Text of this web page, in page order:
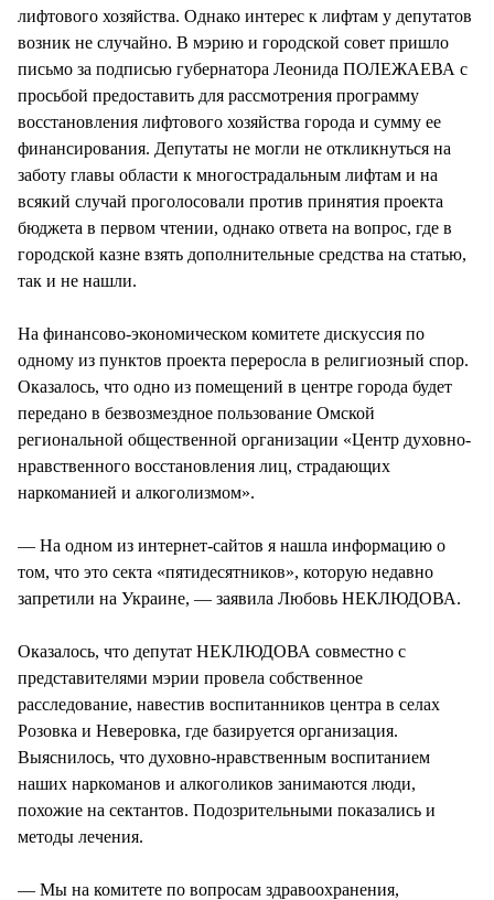
лифтового хозяйства. Однако интерес к лифтам у депутатов
возник не случайно. В мэрию и городской совет пришло
письмо за подписью губернатора Леонида ПОЛЕЖАЕВА с
просьбой предоставить для рассмотрения программу
восстановления лифтового хозяйства города и сумму ее
финансирования. Депутаты не могли не откликнуться на
заботу главы области к многострадальным лифтам и на
всякий случай проголосовали против принятия проекта
бюджета в первом чтении, однако ответа на вопрос, где в
городской казне взять дополнительные средства на статью,
так и не нашли.
На финансово-экономическом комитете дискуссия по
одному из пунктов проекта переросла в религиозный спор.
Оказалось, что одно из помещений в центре города будет
передано в безвозмездное пользование Омской
региональной общественной организации «Центр духовно-
нравственного восстановления лиц, страдающих
наркоманией и алкоголизмом».
— На одном из интернет-сайтов я нашла информацию о
том, что это секта «пятидесятников», которую недавно
запретили на Украине, — заявила Любовь НЕКЛЮДОВА.
Оказалось, что депутат НЕКЛЮДОВА совместно с
представителями мэрии провела собственное
расследование, навестив воспитанников центра в селах
Розовка и Неверовка, где базируется организация.
Выяснилось, что духовно-нравственным воспитанием
наших наркоманов и алкоголиков занимаются люди,
похожие на сектантов. Подозрительными показались и
методы лечения.
— Мы на комитете по вопросам здравоохранения,